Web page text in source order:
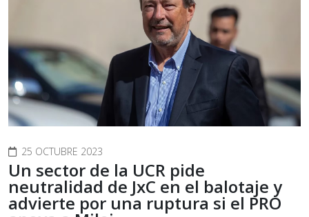
25 OCTUBRE 2023
Un sector de la UCR pide
neutralidad de JxC en el balotaje y
advierte por una ruptura si el PRO